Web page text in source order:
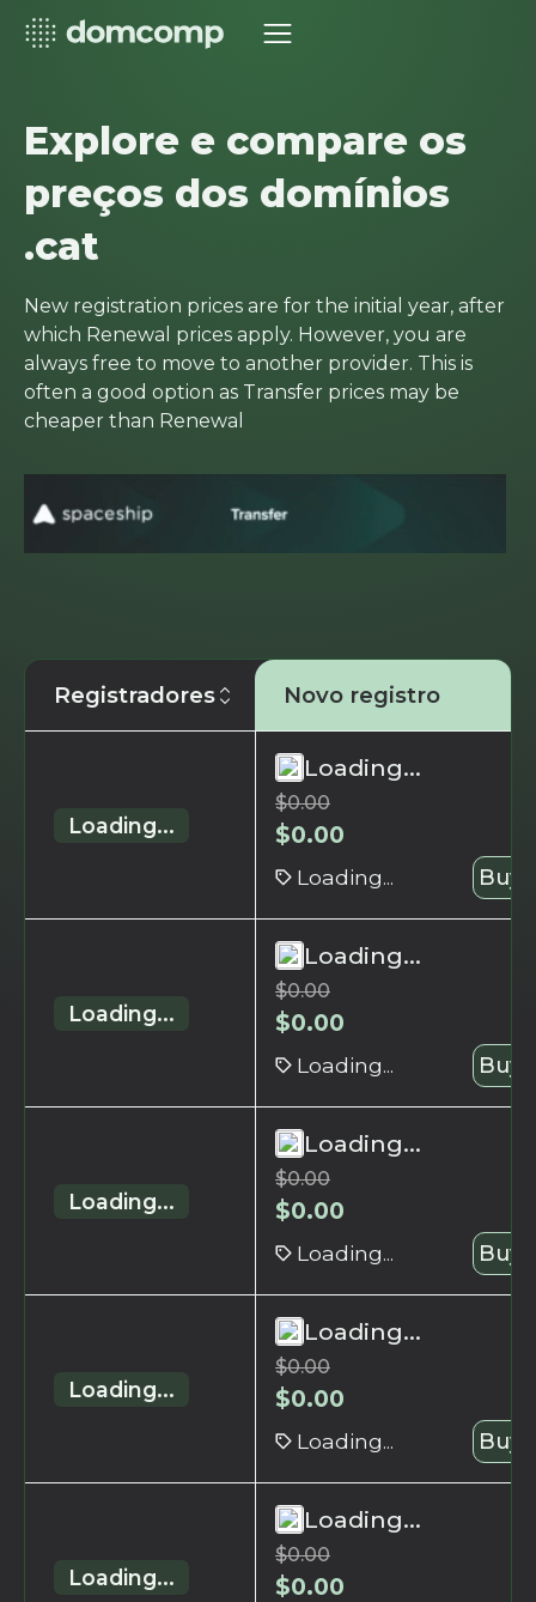
Explore e compare os
preços dos domínios
.cat
New registration prices are for the initial year, after
which Renewal prices apply. However, you are
always free to move to another provider. This is
often a good option as Transfer prices may be
cheaper than Renewal
Registradores Novo registro
Loading...
Loading...
$0.00
$0.00
Loading... Buy
Loading...
Loading...
$0.00
$0.00
Loading... Buy
Loading...
Loading...
$0.00
$0.00
Loading... Buy
Loading...
Loading...
$0.00
$0.00
Loading... Buy
Loading...
Loading...
$0.00
$0.00